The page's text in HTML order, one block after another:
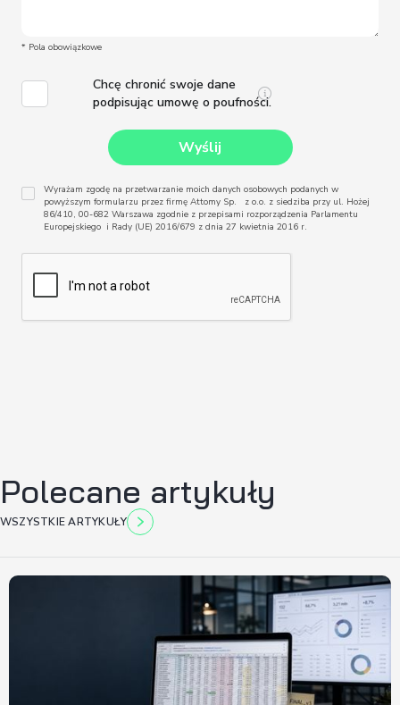
* Pola obowiązkowe
Chcę chronić swoje dane
podpisując umowę o poufności.
Wyrażam zgodę na przetwarzanie moich danych osobowych podanych w
powyższym formularzu przez firmę Attomy Sp. z o.o. z siedziba przy ul. Hożej
86/410, 00-682 Warszawa zgodnie z przepisami rozporządzenia Parlamentu
Europejskiego i Rady (UE) 2016/679 z dnia 27 kwietnia 2016 r.
Polecane artykuły
WSZYSTKIE ARTYKUŁY